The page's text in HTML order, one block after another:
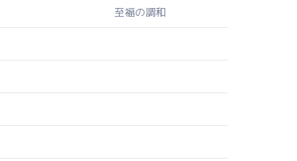
至福の調和